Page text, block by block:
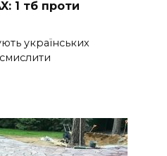
1 тб проти
українських